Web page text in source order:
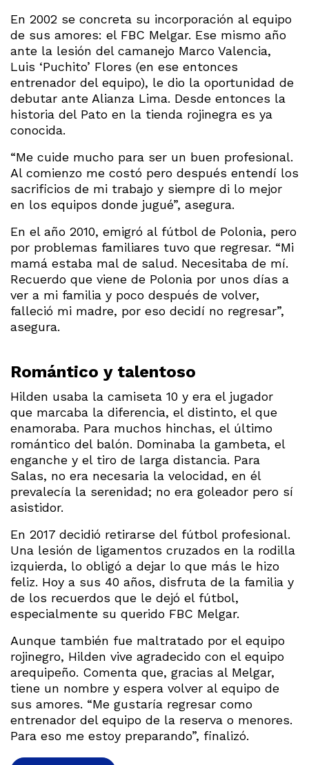
En 2002 se concreta su incorporación al equipo
de sus amores: el FBC Melgar. Ese mismo año
ante la lesión del camanejo Marco Valencia,
Luis ‘Puchito’ Flores (en ese entonces
entrenador del equipo), le dio la oportunidad de
debutar ante Alianza Lima. Desde entonces la
historia del Pato en la tienda rojinegra es ya
conocida.
“Me cuide mucho para ser un buen profesional.
Al comienzo me costó pero después entendí los
sacrificios de mi trabajo y siempre di lo mejor
en los equipos donde jugué”, asegura.
En el año 2010, emigró al fútbol de Polonia, pero
por problemas familiares tuvo que regresar. “Mi
mamá estaba mal de salud. Necesitaba de mí.
Recuerdo que viene de Polonia por unos días a
ver a mi familia y poco después de volver,
falleció mi madre, por eso decidí no regresar”,
asegura.
Romántico y talentoso
Hilden usaba la camiseta 10 y era el jugador
que marcaba la diferencia, el distinto, el que
enamoraba. Para muchos hinchas, el último
romántico del balón. Dominaba la gambeta, el
enganche y el tiro de larga distancia. Para
Salas, no era necesaria la velocidad, en él
prevalecía la serenidad; no era goleador pero sí
asistidor.
En 2017 decidió retirarse del fútbol profesional.
Una lesión de ligamentos cruzados en la rodilla
izquierda, lo obligó a dejar lo que más le hizo
feliz. Hoy a sus 40 años, disfruta de la familia y
de los recuerdos que le dejó el fútbol,
especialmente su querido FBC Melgar.
Aunque también fue maltratado por el equipo
rojinegro, Hilden vive agradecido con el equipo
arequipeño. Comenta que, gracias al Melgar,
tiene un nombre y espera volver al equipo de
sus amores. “Me gustaría regresar como
entrenador del equipo de la reserva o menores.
Para eso me estoy preparando”, finalizó.